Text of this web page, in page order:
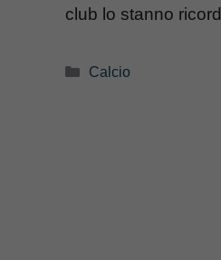
club lo stanno
Categorie
Calcio